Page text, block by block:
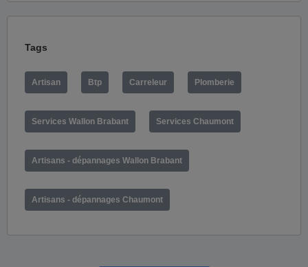
Tags
Artisan Btp Carreleur Plomberie
Services Wallon Brabant Services Chaumont
Artisans - dépannages Wallon Brabant
Artisans - dépannages Chaumont